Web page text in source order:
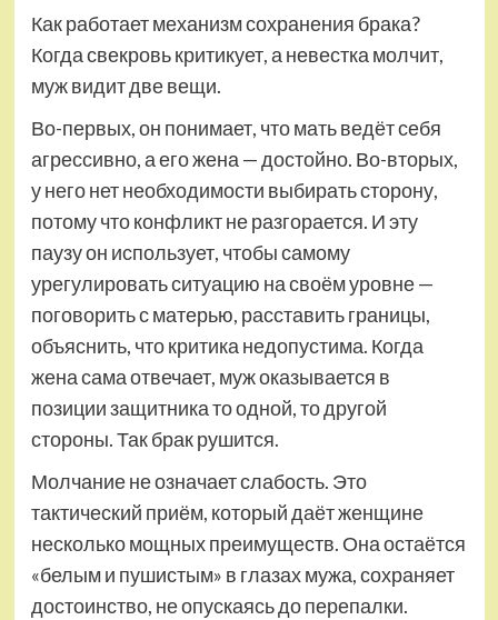
Как работает механизм сохранения брака?
Когда свекровь критикует, а невестка молчит,
муж видит две вещи.
Во-первых, он понимает, что мать ведёт себя
агрессивно, а его жена — достойно. Во-вторых,
у него нет необходимости выбирать сторону,
потому что конфликт не разгорается. И эту
паузу он использует, чтобы самому
урегулировать ситуацию на своём уровне —
поговорить с матерью, расставить границы,
объяснить, что критика недопустима. Когда
жена сама отвечает, муж оказывается в
позиции защитника то одной, то другой
стороны. Так брак рушится.
Молчание не означает слабость. Это
тактический приём, который даёт женщине
несколько мощных преимуществ. Она остаётся
«белым и пушистым» в глазах мужа, сохраняет
достоинство, не опускаясь до перепалки.